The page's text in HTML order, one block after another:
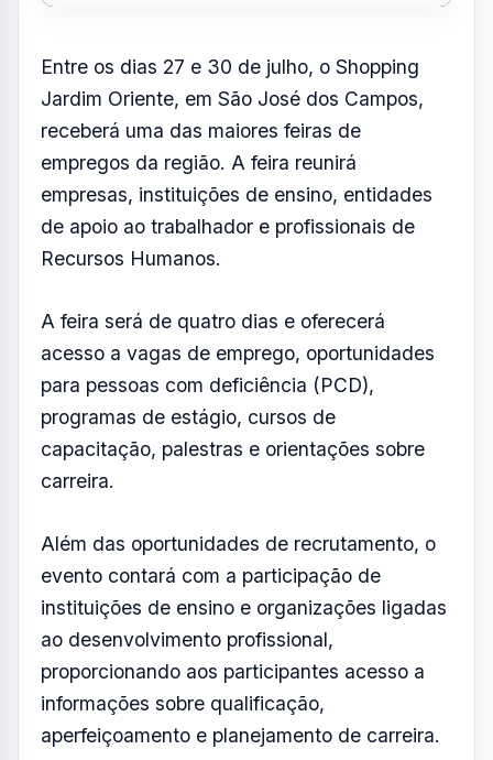
Entre os dias 27 e 30 de julho, o Shopping
Jardim Oriente, em São José dos Campos,
receberá uma das maiores feiras de
empregos da região. A feira reunirá
empresas, instituições de ensino, entidades
de apoio ao trabalhador e profissionais de
Recursos Humanos.
A feira será de quatro dias e oferecerá
acesso a vagas de emprego, oportunidades
para pessoas com deficiência (PCD),
programas de estágio, cursos de
capacitação, palestras e orientações sobre
carreira.
Além das oportunidades de recrutamento, o
evento contará com a participação de
instituições de ensino e organizações ligadas
ao desenvolvimento profissional,
proporcionando aos participantes acesso a
informações sobre qualificação,
aperfeiçoamento e planejamento de carreira.